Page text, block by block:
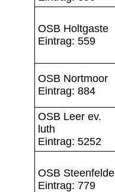
OSB Holtgaste
Eintrag: 559
OSB Nortmoor
Eintrag: 884
OSB Leer ev.
luth
Eintrag: 5252
OSB Steenfelde
Eintrag: 779